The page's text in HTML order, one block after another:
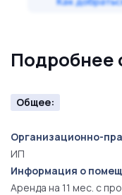
Подробнее
Общее:
Организационно-
ИП
Информация о
Аренда на 11 мес. с